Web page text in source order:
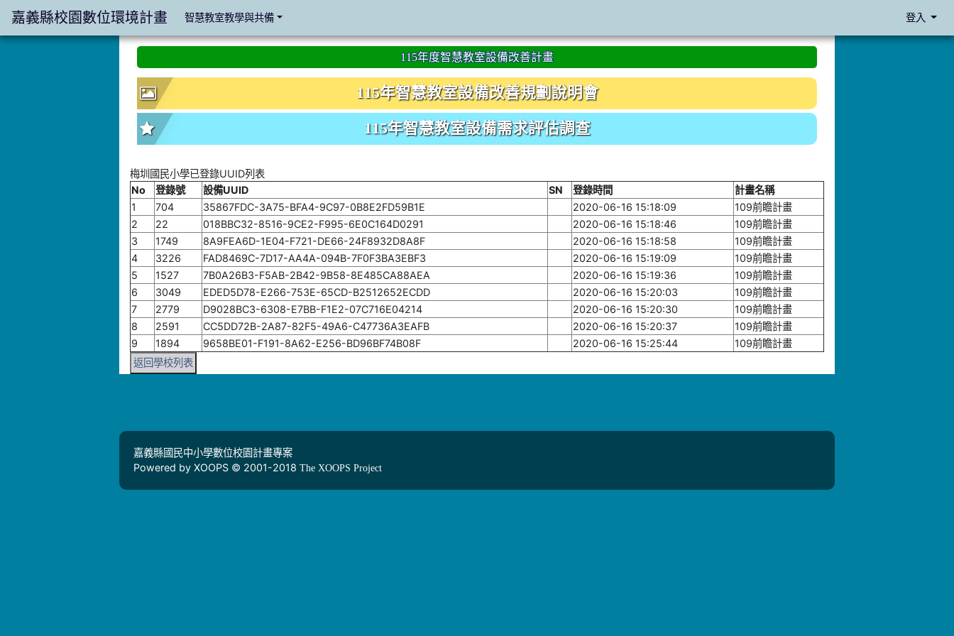
:::
115年度智慧教室設備改善計畫
115年智慧教室設備改善規劃說明會
115年智慧教室設備需求評估調查
梅圳國民小學已登錄UUID列表
No
登錄號 設備UUID SN 登錄時間
計畫名稱
1
704 35867FDC-3A75-BFA4-9C97-0B8E2FD59B1E 2020-06-16 15:18:09
109前瞻計畫
2
22 018BBC32-8516-9CE2-F995-6E0C164D0291 2020-06-16 15:18:46
109前瞻計畫
3
1749 8A9FEA6D-1E04-F721-DE66-24F8932D8A8F 2020-06-16 15:18:58
109前瞻計畫
4
3226 FAD8469C-7D17-AA4A-094B-7F0F3BA3EBF3 2020-06-16 15:19:09
109前瞻計畫
5
1527 7B0A26B3-F5AB-2B42-9B58-8E485CA88AEA 2020-06-16 15:19:36
109前瞻計畫
6
3049 EDED5D78-E266-753E-65CD-B2512652ECDD 2020-06-16 15:20:03
109前瞻計畫
7
2779 D9028BC3-6308-E7BB-F1E2-07C716E04214 2020-06-16 15:20:30
109前瞻計畫
8
2591 CC5DD72B-2A87-82F5-49A6-C47736A3EAFB 2020-06-16 15:20:37
109前瞻計畫
9
1894 9658BE01-F191-8A62-E256-BD96BF74B08F 2020-06-16 15:25:44 109前瞻計畫
返回學校列表
嘉義縣國民中小學數位校園計畫專案
Powered by XOOPS © 2001-2018 The XOOPS Project
嘉義縣校園數位環境計畫 :::智慧教室教學與共備 登入